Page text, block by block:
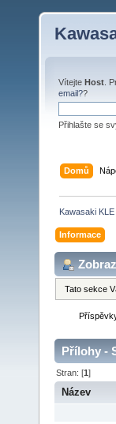
Vítejte Host .
email??
Přihlašte se
Domů
Kawasaki
Informace
Tato sekce
Přílohy -
Stran: [1]
Název